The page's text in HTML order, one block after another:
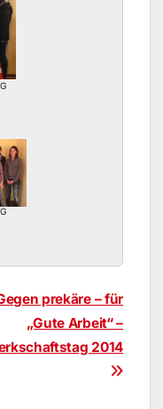
prekäre – für
„Gute Arbeit“ –
2014